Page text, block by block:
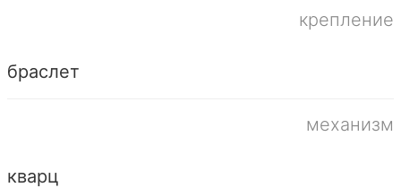
крепление
браслет
механизм
кварц